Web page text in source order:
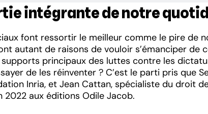
intégrante de notre
font ressortir le meilleur comme le pire de
autant de raisons de vouloir s’émanciper
principaux des luttes contre les
de les réinventer ? C’est le parti pris que
Inria, et Jean Cattan, spécialiste du droit
2022 aux éditions Odile Jacob.